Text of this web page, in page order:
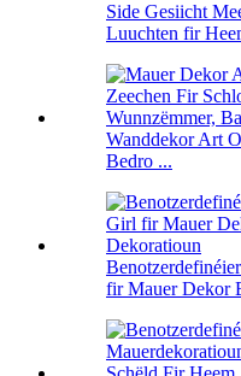
Side Gesiicht
Luuchten fir
Wanddekor Art
Bedro ...
fir Mauer Dekor